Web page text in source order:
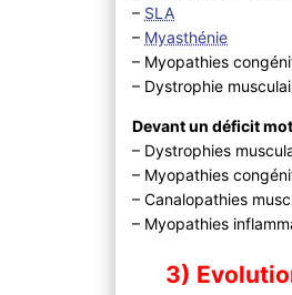
– SLA
– Myasthénie
– Myopathies
– Dystrophie
Devant un déficit
– Dystrophies
– Myopathies
– Canalopathies
– Myopathies
3)